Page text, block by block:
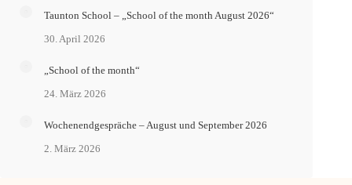
Taunton School – „School of the month August 2026“
30. April 2026
„School of the month“
24. März 2026
Wochenendgespräche – August und September 2026
2. März 2026